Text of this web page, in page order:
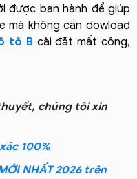
được ban hành để giúp
mà không cần dowload
tô B cài đặt mất công,
chúng tôi xin
100%
NHẤT 2026 trên